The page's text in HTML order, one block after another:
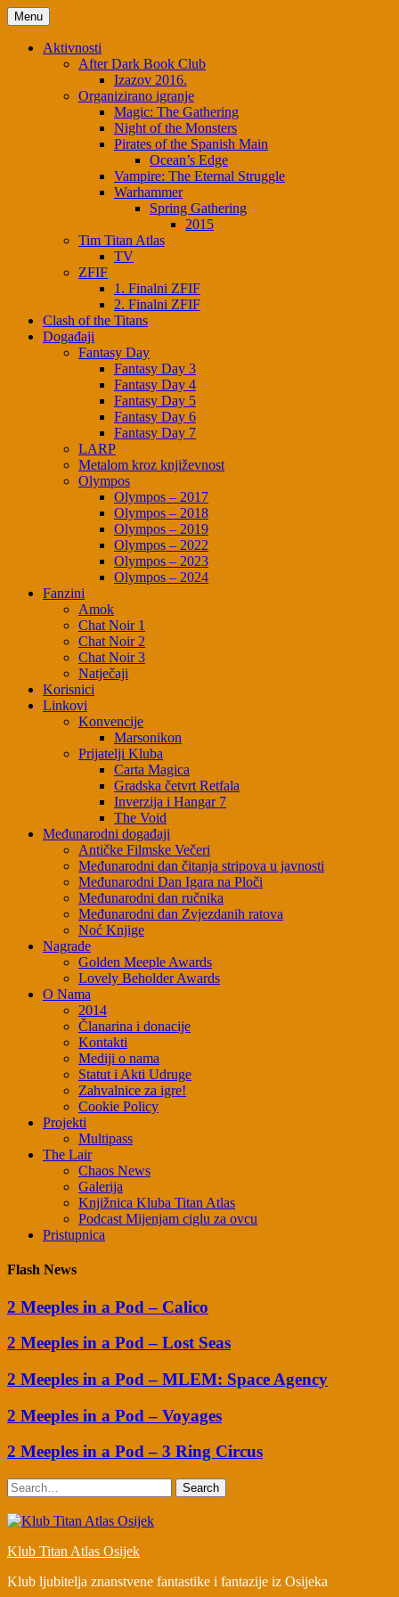
Skip
to
content
Menu
Aktivnosti
After Dark Book Club
Izazov 2016.
Organizirano igranje
Magic: The Gathering
Night of the Monsters
Pirates of the Spanish Main
Ocean’s Edge
Vampire: The Eternal Struggle
Warhammer
Spring Gathering
2015
Tim Titan Atlas
TV
ZFIF
1. Finalni ZFIF
2. Finalni ZFIF
Clash of the Titans
Događaji
Fantasy Day
Fantasy Day 3
Fantasy Day 4
Fantasy Day 5
Fantasy Day 6
Fantasy Day 7
LARP
Metalom kroz književnost
Olympos
Olympos – 2017
Olympos – 2018
Olympos – 2019
Olympos – 2022
Olympos – 2023
Olympos – 2024
Fanzini
Amok
Chat Noir 1
Chat Noir 2
Chat Noir 3
Natječaji
Korisnici
Linkovi
Konvencije
Marsonikon
Prijatelji Kluba
Carta Magica
Gradska četvrt Retfala
Inverzija i Hangar 7
The Void
Međunarodni događaji
Antičke Filmske Večeri
Međunarodni dan čitanja stripova u javnosti
Međunarodni Dan Igara na Ploči
Međunarodni dan ručnika
Međunarodni dan Zvjezdanih ratova
Noć Knjige
Nagrade
Golden Meeple Awards
Lovely Beholder Awards
O Nama
2014
Članarina i donacije
Kontakti
Mediji o nama
Statut i Akti Udruge
Zahvalnice za igre!
Cookie Policy
Projekti
Multipass
The Lair
Chaos News
Galerija
Knjižnica Kluba Titan Atlas
Podcast Mijenjam ciglu za ovcu
Pristupnica
Flash News
2 Meeples in a Pod – Calico
2 Meeples in a Pod – Lost Seas
2 Meeples in a Pod – MLEM: Space Agency
2 Meeples in a Pod – Voyages
2 Meeples in a Pod – 3 Ring Circus
Search
Klub Titan Atlas Osijek
Klub ljubitelja znanstvene fantastike i fantazije iz Osijeka